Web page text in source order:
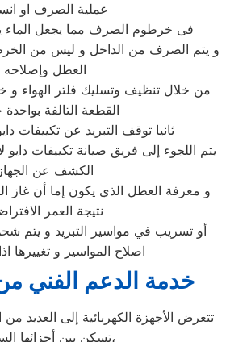
عملية الصرف او
فى خرطوم الصرف مما يجعل الماء
و يتم الصرف من الداخل و ليس من
العطل وإصلاحه
من خلال تنظيف وتسليك فلتر الهواء و
القطعة التالفة بواحدة
ثانيا توقف التبريد عن تكييفات
يتم اللجوء إلى فريق صيانة تكييفات
الكشف عن الجهاز
و معرفة العطل الذي يكون إما أن غاز
نتيجة العمر
أو تسريب في مواسير التبريد و يتم
اصلاح المواسير و تغييرها
خدمة الدعم الفني
تتعرض الأجهزة الكهربائية إلى العديد
تسكن بين أجزائها السليمة،